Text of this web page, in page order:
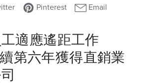
適應遙距工作
第六年獲得直銷業